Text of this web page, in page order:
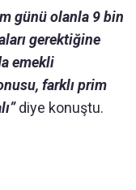
günü olanla 9 bin
gerektiğine
emekli
farklı prim
diye konuştu.